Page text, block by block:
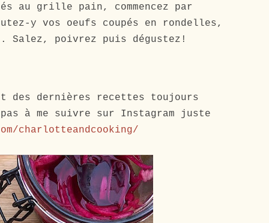
au grille pain, commencez par
y vos oeufs coupés en rondelles,
Salez, poivrez puis dégustez!
des dernières recettes toujours
à me suivre sur Instagram juste
charlotteandcooking/